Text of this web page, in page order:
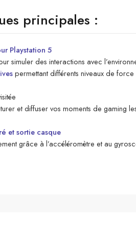
principales :
Playstation 5
simuler des interactions avec
permettant différents niveaux de
et diffuser vos moments de gaming
et sortie casque
grâce à l’accéléromètre et au